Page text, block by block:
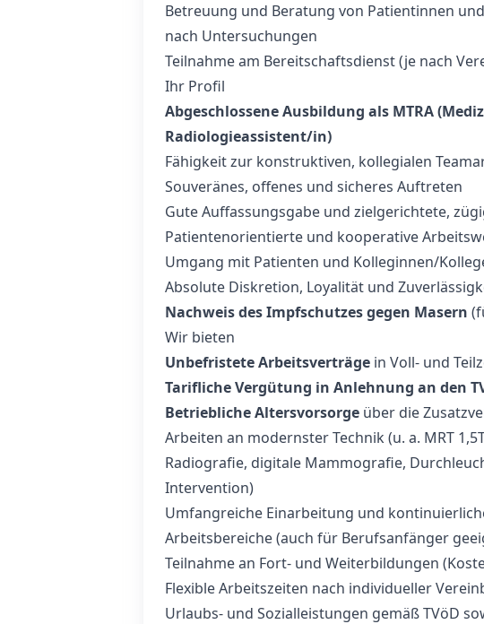
Betreuung und Beratung von Patientinnen
nach Untersuchungen
Teilnahme am Bereitschaftsdienst (je nach
Ihr Profil
Abgeschlossene Ausbildung als MTRA
Radiologieassistent/in)
Fähigkeit zur konstruktiven, kollegialen
Souveränes, offenes und sicheres Auftreten
Gute Auffassungsgabe und zielgerichtete,
Patientenorientierte und kooperative
Umgang mit Patienten und Kolleginnen/
Absolute Diskretion, Loyalität und
Nachweis des Impfschutzes gegen Masern
Wir bieten
Unbefristete Arbeitsverträge in Voll- und
Tarifliche Vergütung in Anlehnung an den
Betriebliche Altersvorsorge über die
Arbeiten an modernster Technik (u. a. MRT
Radiografie, digitale Mammografie,
Intervention)
Umfangreiche Einarbeitung und
Arbeitsbereiche (auch für Berufsanfänger
Teilnahme an Fort- und Weiterbildungen
Flexible Arbeitszeiten nach individueller
Urlaubs- und Sozialleistungen gemäß TVöD